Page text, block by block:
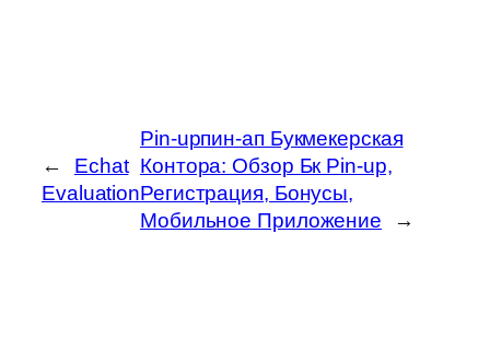
←
Echat
Evaluation
Pin-upпин-ап Букмекерская
Контора: Обзор Бк Pin-up,
Регистрация, Бонусы,
Мобильное Приложение
→